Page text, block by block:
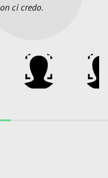
ci credo.